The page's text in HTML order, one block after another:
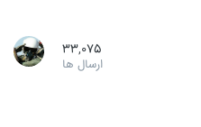
33,075
ارسال ها